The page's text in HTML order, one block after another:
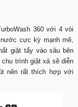
360 với 4 vòi
cực kỳ mạnh mẽ,
giặt tẩy vào sâu bên
trình giặt xả sẽ diễn
nên rất thích hợp với